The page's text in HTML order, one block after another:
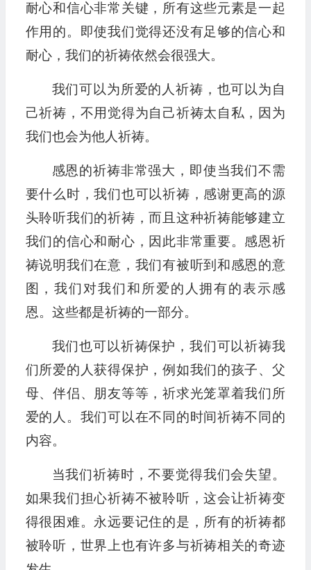
耐心和信心非常关键，所有这些元素是一起
作用的。即使我们觉得还没有足够的信心和
耐心，我们的祈祷依然会很强大。
我们可以为所爱的人祈祷，也可以为自
己祈祷，不用觉得为自己祈祷太自私，因为
我们也会为他人祈祷。
感恩的祈祷非常强大，即使当我们不需
要什么时，我们也可以祈祷，感谢更高的源
头聆听我们的祈祷，而且这种祈祷能够建立
我们的信心和耐心，因此非常重要。感恩祈
祷说明我们在意，我们有被听到和感恩的意
图，我们对我们和所爱的人拥有的表示感
恩。这些都是祈祷的一部分。
我们也可以祈祷保护，我们可以祈祷我
们所爱的人获得保护，例如我们的孩子、父
母、伴侣、朋友等等，祈求光笼罩着我们所
爱的人。我们可以在不同的时间祈祷不同的
内容。
当我们祈祷时，不要觉得我们会失望。
如果我们担心祈祷不被聆听，这会让祈祷变
得很困难。永远要记住的是，所有的祈祷都
被聆听，世界上也有许多与祈祷相关的奇迹